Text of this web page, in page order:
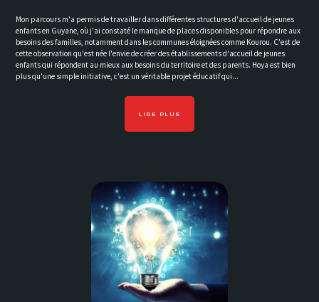
Mon parcours m'a permis de travailler dans différentes structures d'accueil de jeunes
enfants en Guyane, où j'ai constaté le manque de places disponibles pour répondre aux
besoins des familles, notamment dans les communes éloignées comme Kourou. C'est de
cette observation qu'est née l'envie de créer des établissements d'accueil de jeunes
enfants qui répondent au mieux aux besoins du territoire et des parents. Hoya est bien
plus qu'une simple initiative, c'est un véritable projet éducatif qui...
LIRE PLUS